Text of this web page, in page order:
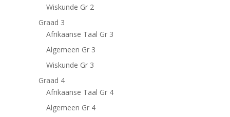
Wiskunde Gr 2
Graad 3
Afrikaanse Taal Gr 3
Algemeen Gr 3
Wiskunde Gr 3
Graad 4
Afrikaanse Taal Gr 4
Algemeen Gr 4